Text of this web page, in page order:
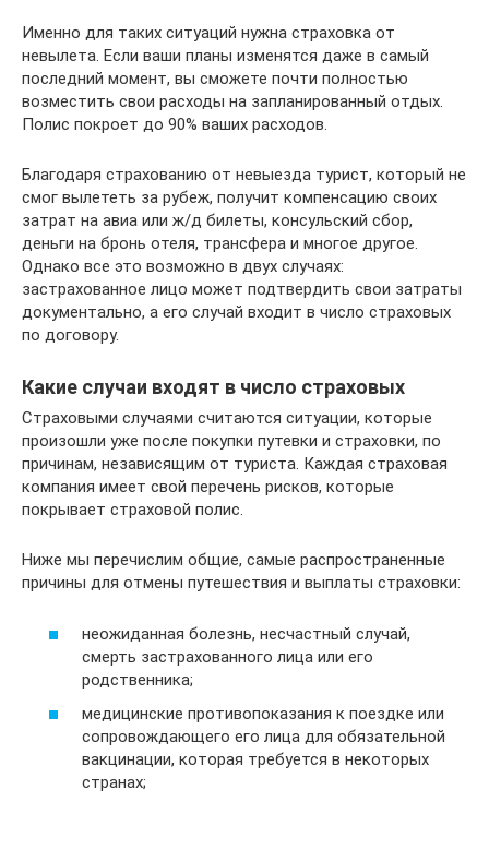
Именно для таких ситуаций нужна страховка от
невылета. Если ваши планы изменятся даже в самый
последний момент, вы сможете почти полностью
возместить свои расходы на запланированный отдых.
Полис покроет до 90% ваших расходов.
Благодаря страхованию от невыезда турист, который не
смог вылететь за рубеж, получит компенсацию своих
затрат на авиа или ж/д билеты, консульский сбор,
деньги на бронь отеля, трансфера и многое другое.
Однако все это возможно в двух случаях:
застрахованное лицо может подтвердить свои затраты
документально, а его случай входит в число страховых
по договору.
Какие случаи входят в число страховых
Страховыми случаями считаются ситуации, которые
произошли уже после покупки путевки и страховки, по
причинам, независящим от туриста. Каждая страховая
компания имеет свой перечень рисков, которые
покрывает страховой полис.
Ниже мы перечислим общие, самые распространенные
причины для отмены путешествия и выплаты страховки:
неожиданная болезнь, несчастный случай,
смерть застрахованного лица или его
родственника;
медицинские противопоказания к поездке или
сопровождающего его лица для обязательной
вакцинации, которая требуется в некоторых
странах;